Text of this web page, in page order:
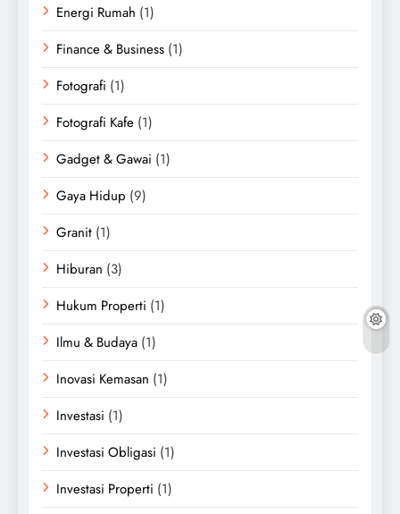
Energi Rumah (1)
Finance & Business (1)
Fotografi (1)
Fotografi Kafe (1)
Gadget & Gawai (1)
Gaya Hidup (9)
Granit (1)
Hiburan (3)
Hukum Properti (1)
Ilmu & Budaya (1)
Inovasi Kemasan (1)
Investasi (1)
Investasi Obligasi (1)
Investasi Properti (1)